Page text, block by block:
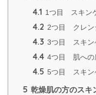
4.1 1つ目 スキン
4.2 2つ目 クレン
4.3 3つ目 スキン
4.4 4つ目 肌への
4.5 5つ目 スキン
5 乾燥肌の方のスキ